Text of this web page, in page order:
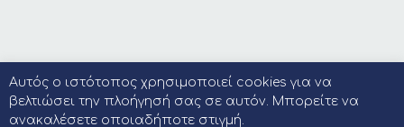
Αυτός ο ιστότοπος χρησιμοποιεί cookies για να
βελτιώσει την πλοήγησή σας σε αυτόν. Μπορείτε να
ανακαλέσετε οποιαδήποτε στιγμή.